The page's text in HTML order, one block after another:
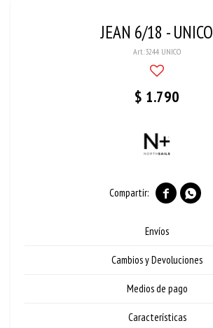
JEAN 6/18 - UNICO
3244 UNICO
$ 1.790
 
Envíos
Cambios y Devoluciones
Medios de pago
Características